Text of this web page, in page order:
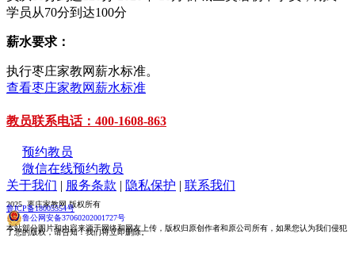
学员从70分到达100分
薪水要求：
执行枣庄家教网薪水标准。
查看枣庄家教网薪水标准
教员联系电话：400-1608-863
预约教员
微信在线预约教员
关于我们 | 服务条款 | 隐私保护 | 联系我们
2025 枣庄家教网 版权所有
鲁ICP备18005554号
鲁公网安备37060202001727号
本站部分图片和内容来源于网络和网友上传，版权归原创作者和原公司所有，如果您认为我们侵犯
了您的版权，请告知！我们将立即删除。